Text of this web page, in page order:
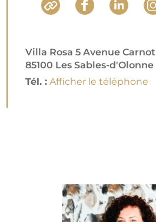
Villa Rosa 5 Avenue Carnot
85100 Les Sables-d'Olonne
Tél. : Afficher le téléphone